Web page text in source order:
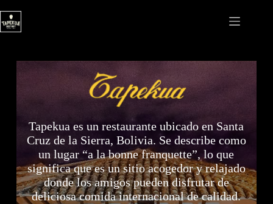
al
contenido
Tapekua es un restaurante ubicado en Santa
Cruz de la Sierra, Bolivia. Se describe como
un lugar “a la bonne franquette”, lo que
significa que es un sitio acogedor y relajado
donde los amigos pueden disfrutar de
deliciosa comida internacional de calidad.